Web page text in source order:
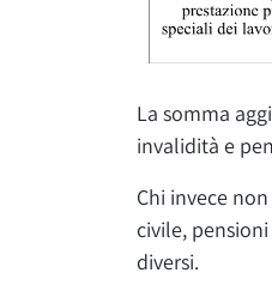
La somma
invalidità e
Chi invece
civile,
diversi.